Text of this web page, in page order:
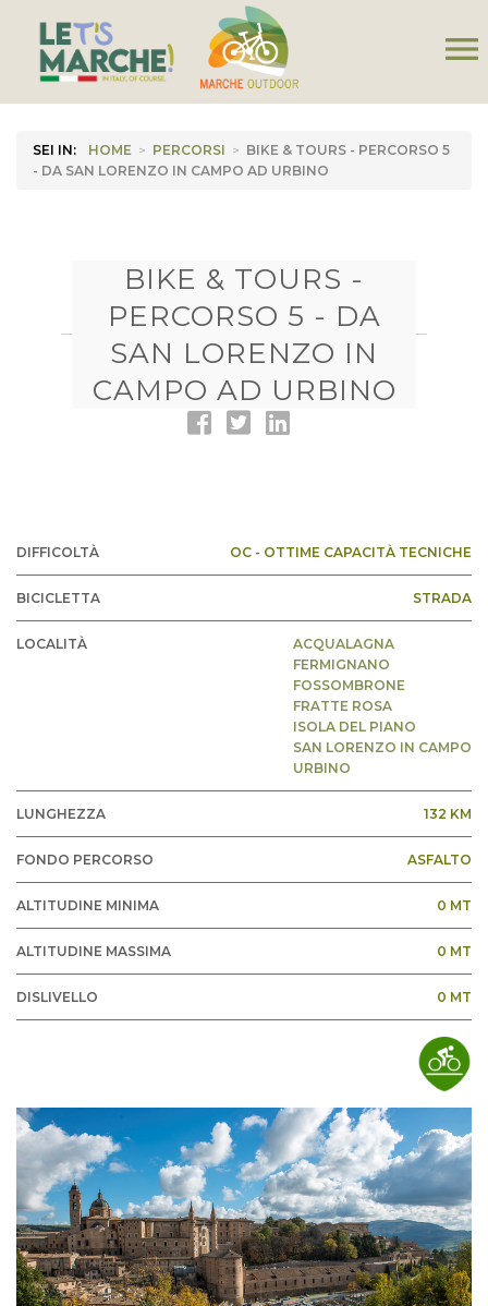
menu
SEI IN: HOME > PERCORSI > BIKE & TOURS - PERCORSO 5
- DA SAN LORENZO IN CAMPO AD URBINO
BIKE & TOURS -
PERCORSO 5 - DA
SAN LORENZO IN
CAMPO AD URBINO
DIFFICOLTÀ OC - OTTIME CAPACITÀ TECNICHE
BICICLETTA STRADA
LOCALITÀ
ACQUALAGNA
FERMIGNANO
FOSSOMBRONE
FRATTE ROSA
ISOLA DEL PIANO
SAN LORENZO IN CAMPO
URBINO
LUNGHEZZA 132 KM
FONDO PERCORSO ASFALTO
ALTITUDINE MINIMA 0 MT
ALTITUDINE MASSIMA 0 MT
DISLIVELLO 0 MT